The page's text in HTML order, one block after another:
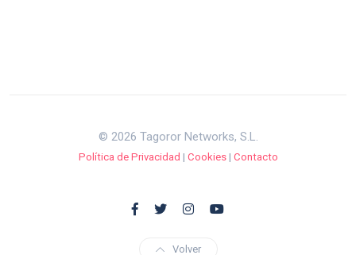
© 2026 Tagoror Networks, S.L.
Política de Privacidad | Cookies| Contacto
Volver